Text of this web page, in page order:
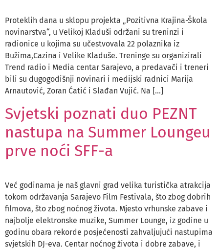
Proteklih dana u sklopu projekta „Pozitivna Krajina-Škola
novinarstva“, u Velikoj Kladuši održani su treninzi i
radionice u kojima su učestvovala 22 polaznika iz
Bužima,Cazina i Velike Kladuše. Treninge su organizirali
Trend radio i Media centar Sarajevo, a predavači i treneri
bili su dugogodišnji novinari i medijski radnici Marija
Arnautović, Zoran Ćatić i Slađan Vujić. Na […]
Svjetski poznati duo PEZNT
nastupa na Summer Loungeu
prve noći SFF-a
Već godinama je naš glavni grad velika turistička atrakcija
tokom održavanja Sarajevo Film Festivala, što zbog dobrih
filmova, što zbog noćnog života. Mjesto vrhunske zabave i
najbolje elektronske muzike, Summer Lounge, iz godine u
godinu obara rekorde posjećenosti zahvaljujući nastupima
svjetskih DJ-eva. Centar noćnog života i dobre zabave, i